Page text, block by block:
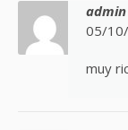
admin
05/
muy